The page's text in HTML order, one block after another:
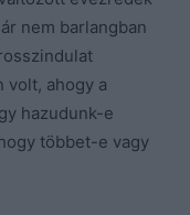
nem barlangban
volt, ahogy a
hazudunk-e
többet-e vagy